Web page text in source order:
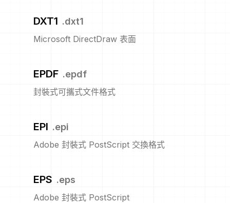
DXT1 .dxt1
Microsoft DirectDraw 表面
EPDF .epdf
封裝式可攜式文件格式
EPI .epi
Adobe 封裝式 PostScript 交換格式
EPS .eps
Adobe 封裝式 PostScript